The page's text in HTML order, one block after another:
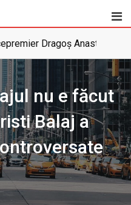
Dragoș Anastasiu
nu e făcut
Balaj a